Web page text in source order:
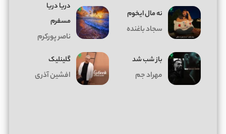
ﻧﻪ ﻣﺎل اﻳﺨﻮم
سجاد باغنده
دریا دریا
مسفرم
ناصر پورکرم
باز شب شد
مهراد جم
گلینلیک
افشین آذری